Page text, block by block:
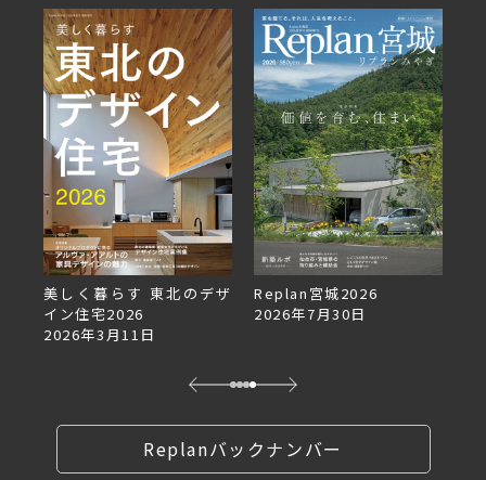
Replan宮城2026
2026年7月30日
Replan北海道VOL.153
2026年6月27日
Replanバックナンバー